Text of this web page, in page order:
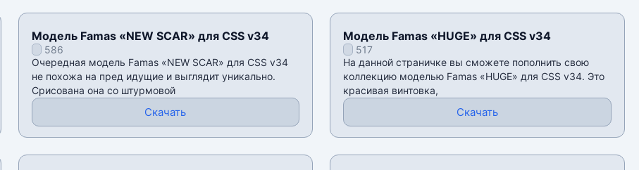
Модель Famas «NEW SCAR» для CSS v34
586
Очередная модель Famas «NEW SCAR» для CSS v34
не похожа на пред идущие и выглядит уникально.
Срисована она со штурмовой
Скачать
Модель Famas «HUGE» для CSS v34
517
На данной страничке вы сможете пополнить свою
коллекцию моделью Famas «HUGE» для CSS v34. Это
красивая винтовка,
Скачать